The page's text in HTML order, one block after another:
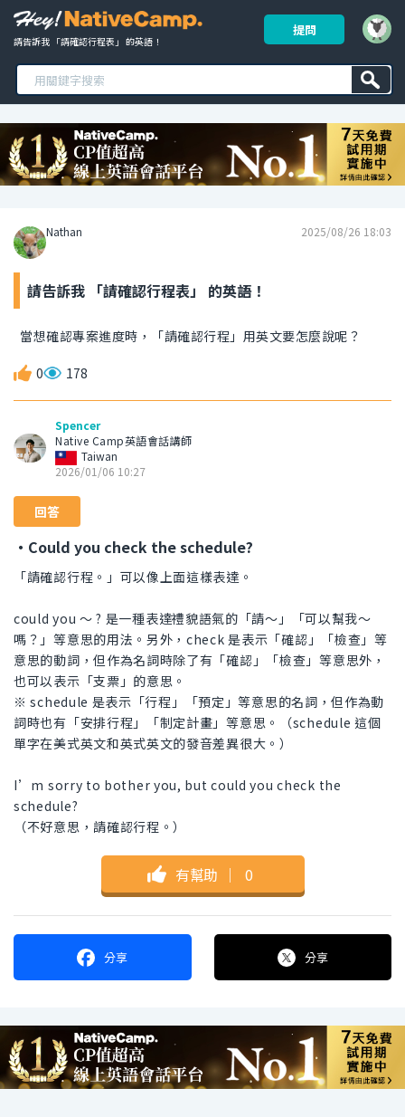
請告訴我 「請確認行程表」 的英語！
提問
Nathan 2025/08/26 18:03
請告訴我 「請確認行程表」 的英語！
當想確認專案進度時，「請確認行程」用英文要怎麼說呢？
0 178
Spencer
Native Camp英語會話講師
Taiwan
2026/01/06 10:27
回答
・Could you check the schedule?
「請確認行程。」可以像上面這樣表達。
could you 〜 ? 是一種表達禮貌語氣的「請〜」「可以幫我〜
嗎？」等意思的用法。另外，check 是表示「確認」「檢查」等
意思的動詞，但作為名詞時除了有「確認」「檢查」等意思外，
也可以表示「支票」的意思。
※ schedule 是表示「行程」「預定」等意思的名詞，但作為動
詞時也有「安排行程」「制定計畫」等意思。（schedule 這個
單字在美式英文和英式英文的發音差異很大。）
I’m sorry to bother you, but could you check the
schedule?
（不好意思，請確認行程。）
有幫助 ｜ 0
分享 分享